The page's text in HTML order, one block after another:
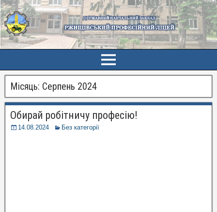
Місяць: Серпень 2024
Обирай робітничу професію!
14.08.2024 Без категорії